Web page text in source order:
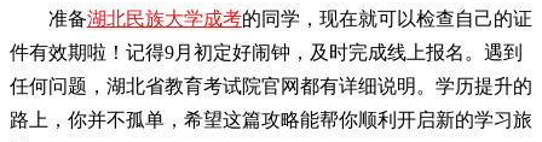
准备湖北民族大学成考的同学，现在就可以检查自己的证
件有效期啦！记得9月初定好闹钟，及时完成线上报名。遇到
任何问题，湖北省教育考试院官网都有详细说明。学历提升的
路上，你并不孤单，希望这篇攻略能帮你顺利开启新的学习旅